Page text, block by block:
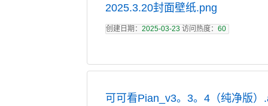
2025.3.20封面壁纸.png
创建日期： 2025-03-23 访问热度： 60
可可看Pian_v3。3。4（纯净版）